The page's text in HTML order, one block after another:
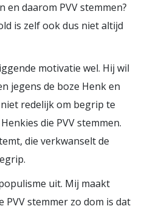
en daarom PVV stemmen?
is zelf ook dus niet altijd
motivatie wel. Hij wil
jegens de boze Henk en
redelijk om begrip te
die PVV stemmen.
die verkwanselt de
uit. Mij maakt
PVV stemmer zo dom is dat